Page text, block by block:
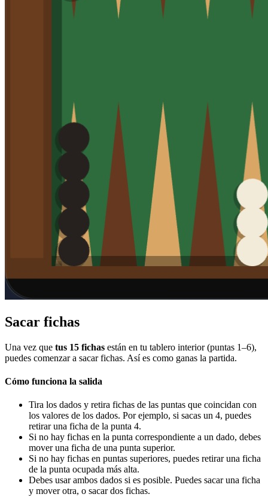
Sacar fichas
Una vez que tus 15 fichas están en tu tablero interior (puntas 1–6),
puedes comenzar a sacar fichas. Así es como ganas la partida.
Cómo funciona la salida
Tira los dados y retira fichas de las puntas que coincidan con
los valores de los dados. Por ejemplo, si sacas un 4, puedes
retirar una ficha de la punta 4.
Si no hay fichas en la punta correspondiente a un dado, debes
mover una ficha de una punta superior.
Si no hay fichas en puntas superiores, puedes retirar una ficha
de la punta ocupada más alta.
Debes usar ambos dados si es posible. Puedes sacar una ficha
y mover otra, o sacar dos fichas.